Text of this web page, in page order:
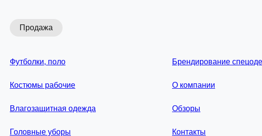
Продажа
Футболки, поло
Костюмы рабочие
Влагозащитная одежда
Головные уборы
Брендирование
О компании
Обзоры
Контакты